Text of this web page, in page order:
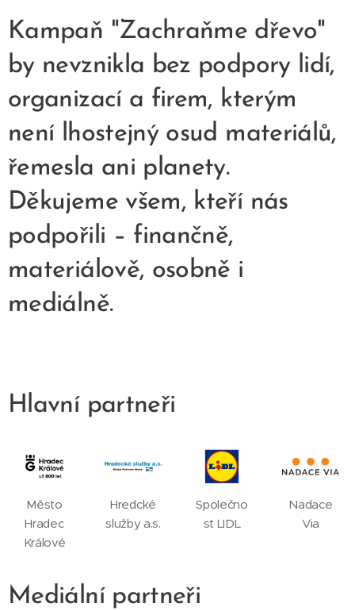
Kampaň "Zachraňme dřevo"
by nevznikla bez podpory lidí,
organizací a firem, kterým
není lhostejný osud materiálů,
řemesla ani planety.
Děkujeme všem, kteří nás
podpořili – finančně,
materiálově, osobně i
mediálně.
Hlavní partneři
Město
Hradec
Králové
Hredcké
služby a.s.
Společno
st LIDL
Nadace
Via
Mediální partneři